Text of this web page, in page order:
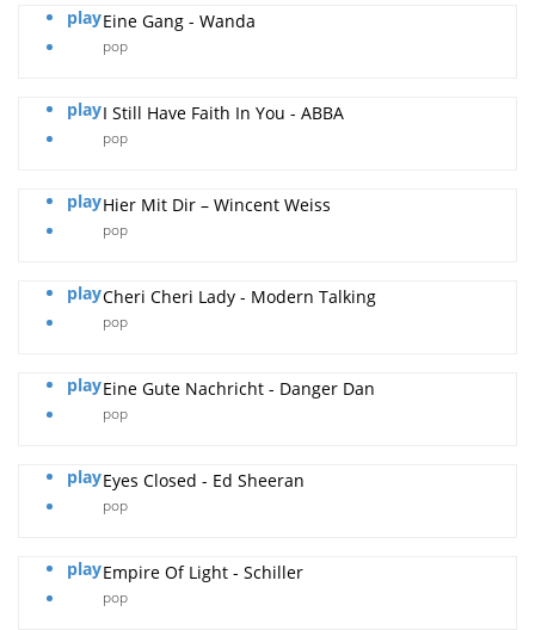
playEine Gang - Wanda
pop
playI Still Have Faith In You - ABBA
pop
playHier Mit Dir – Wincent Weiss
pop
playCheri Cheri Lady - Modern Talking
pop
playEine Gute Nachricht - Danger Dan
pop
playEyes Closed - Ed Sheeran
pop
playEmpire Of Light - Schiller
pop